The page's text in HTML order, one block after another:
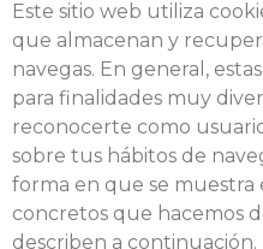
Este sitio web utiliza
que almacenan y
navegas. En general,
para finalidades muy
reconocerte como
sobre tus hábitos de
forma en que se muestra
concretos que hacemos
describen a continuación.